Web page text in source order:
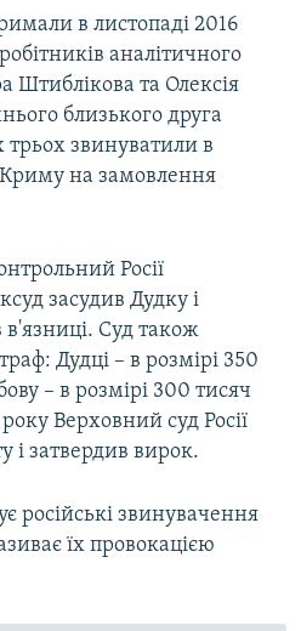
в листопаді 2016
аналітичного
та Олексія
близького друга
трьох звинуватили в
Криму на замовлення
Росії
засудив Дудку і
в'язниці. Суд також
Дудці – в розмірі 350
– в розмірі 300 тисяч
Верховний суд Росії
і затвердив вирок.
російські звинувачення
їх провокацією